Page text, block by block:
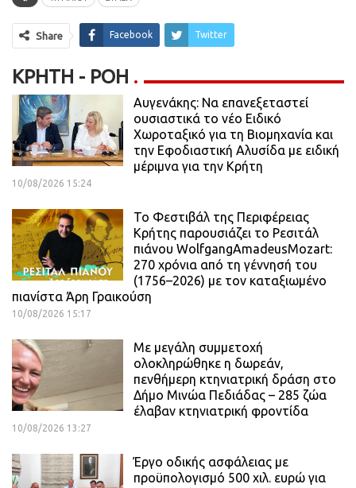
Share Facebook Twitter
ΚΡΉΤΗ - ΡΟΗ
Αυγενάκης: Να επανεξεταστεί
ουσιαστικά το νέο Ειδικό
Χωροταξικό για τη Βιομηχανία και
την Εφοδιαστική Αλυσίδα με ειδική
μέριμνα για την Κρήτη
10/08/2026 15:24
Το Φεστιβάλ της Περιφέρειας
Κρήτης παρουσιάζει το Ρεσιτάλ
πιάνου WolfgangAmadeusMozart:
270 χρόνια από τη γέννησή του
(1756–2026) με τον καταξιωμένο
πιανίστα Άρη Γραικούση
10/08/2026 15:17
Με μεγάλη συμμετοχή
ολοκληρώθηκε η δωρεάν,
πενθήμερη κτηνιατρική δράση στο
Δήμο Μινώα Πεδιάδας – 285 ζώα
έλαβαν κτηνιατρική φροντίδα
10/08/2026 13:27
Έργο οδικής ασφάλειας με
προϋπολογισμό 500 χιλ. ευρώ για